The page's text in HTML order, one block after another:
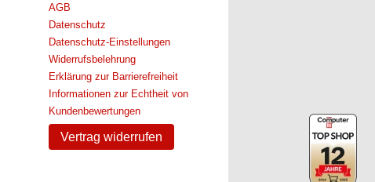
AGB
Datenschutz
Datenschutz-Einstellungen
Widerrufsbelehrung
Erklärung zur Barrierefreiheit
Informationen zur Echtheit von
Kundenbewertungen
Vertrag widerrufen